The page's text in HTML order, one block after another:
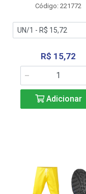
Código: 221772
R$ 15,72
Adicionar